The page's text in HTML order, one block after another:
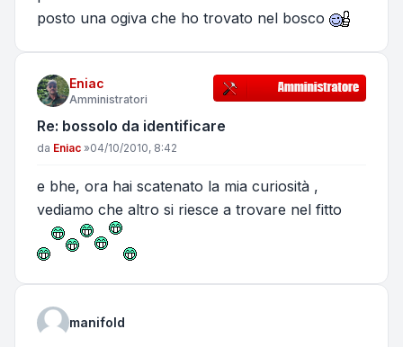
posto una ogiva che ho trovato nel bosco
Eniac
Amministratori
Re: bossolo da identificare
Messaggio
da Eniac »04/10/2010, 8:42
e bhe, ora hai scatenato la mia curiosità ,
vediamo che altro si riesce a trovare nel fitto
manifold